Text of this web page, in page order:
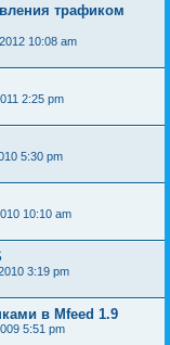
трафиком
10:08 am
2:25 pm
5:30 pm
10:10 am
3:19 pm
в Mfeed 1.9
5:51 pm